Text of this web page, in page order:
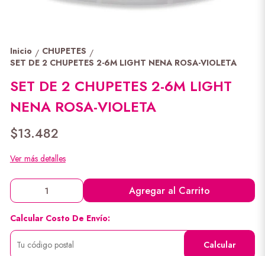
Inicio / CHUPETES /
SET DE 2 CHUPETES 2-6M LIGHT NENA ROSA-VIOLETA
SET DE 2 CHUPETES 2-6M LIGHT
NENA ROSA-VIOLETA
$13.482
Ver más detalles
Agregar al Carrito
Calcular Costo De Envío:
Calcular